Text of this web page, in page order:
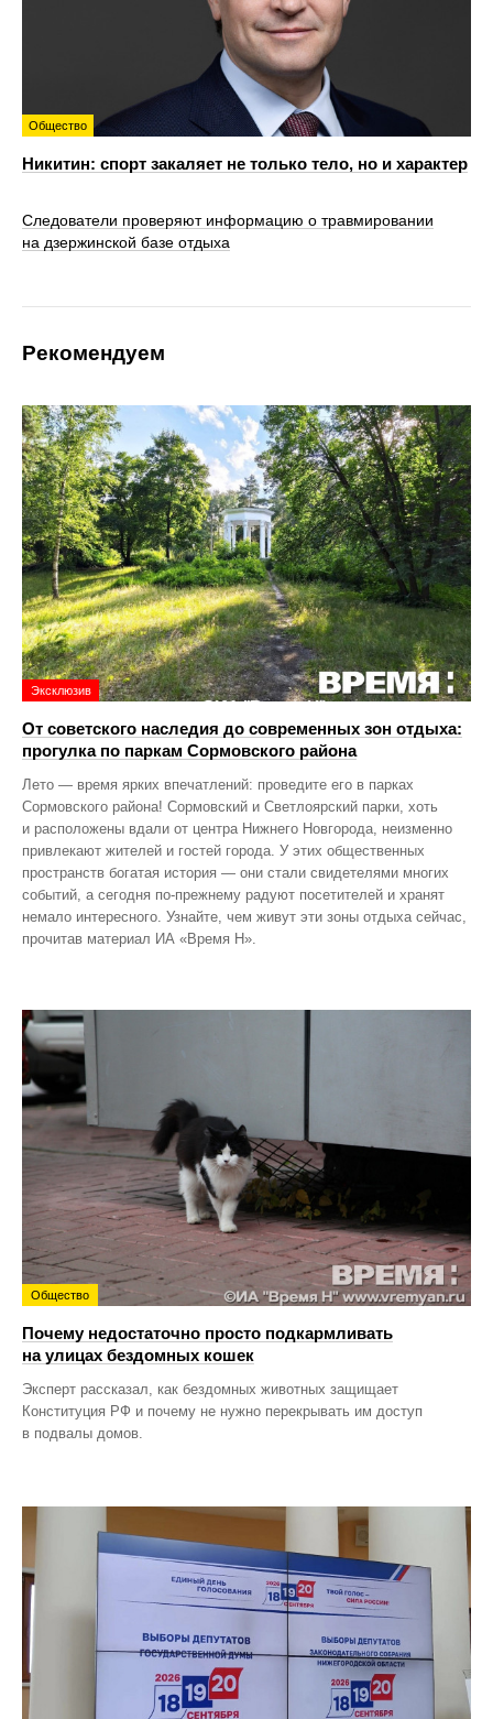
Общество
Никитин: спорт закаляет не только тело, но и характер
Следователи проверяют информацию о травмировании
на дзержинской базе отдыха
Рекомендуем
Эксклюзив
От советского наследия до современных зон отдыха:
прогулка по паркам Сормовского района
Лето — время ярких впечатлений: проведите его в парках
Сормовского района! Сормовский и Светлоярский парки, хоть
и расположены вдали от центра Нижнего Новгорода, неизменно
привлекают жителей и гостей города. У этих общественных
пространств богатая история — они стали свидетелями многих
событий, а сегодня по‑прежнему радуют посетителей и хранят
немало интересного. Узнайте, чем живут эти зоны отдыха сейчас,
прочитав материал ИА «Время Н».
Общество
Почему недостаточно просто подкармливать
на улицах бездомных кошек
Эксперт рассказал, как бездомных животных защищает
Конституция РФ и почему не нужно перекрывать им доступ
в подвалы домов.